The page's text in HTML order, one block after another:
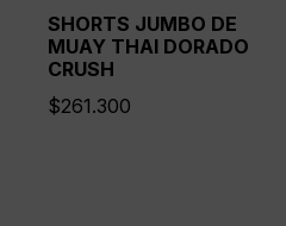
SHORTS JUMBO DE
MUAY THAI DORADO
CRUSH
$261.300